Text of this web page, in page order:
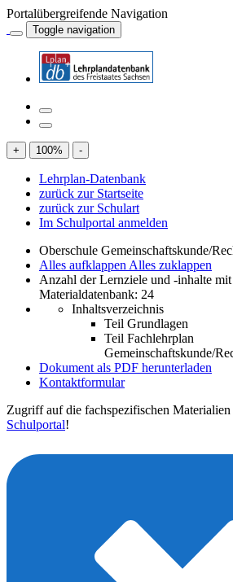
Portalübergreifende Navigation
Toggle navigation
+ 100% -
Lehrplan-Datenbank
zurück zur Startseite
zurück zur Schulart
Im Schulportal anmelden
Oberschule Gemeinschaftskunde/
Alles aufklappen Alles zuklappen
Anzahl der Lernziele und -inhalte
Materialdatenbank: 24
Inhaltsverzeichnis
Teil Grundlagen
Teil Fachlehrplan
Gemeinschaftskunde/
Dokument als PDF herunterladen
Kontaktformular
Zugriff auf die fachspezifischen Materialien
Schulportal!